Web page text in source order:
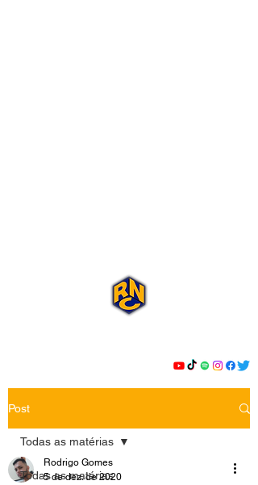
Post
Todas as matérias
Todas as matérias
Rodrigo Gomes
5 de dez. de 2020